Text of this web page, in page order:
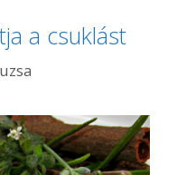
a csuklást